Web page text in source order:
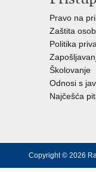
Pravo na
Zaštita
Politika
Školovanje
Odnosi s
Najčešća
Copyright © 2026